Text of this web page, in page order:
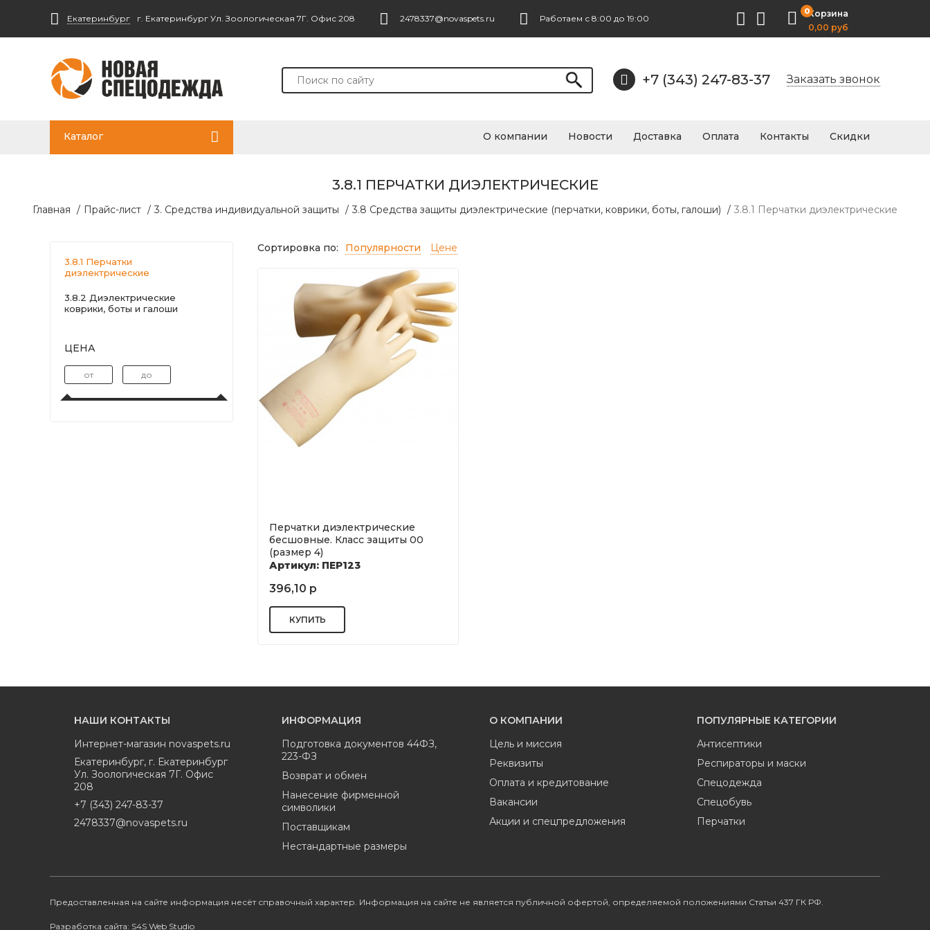
Екатеринбург г. Екатеринбург Ул. Зоологическая 7Г. Офис 208 2478337@novaspets.ru Работаем с 8:00 до 19:00
0Корзина
0,00 руб
+7 (343) 247-83-37 Заказать звонок
Каталог О компании Новости Доставка Оплата Контакты Скидки
3.8.1 ПЕРЧАТКИ ДИЭЛЕКТРИЧЕСКИЕ
Главная / Прайс-лист / 3. Средства индивидуальной защиты / 3.8 Средства защиты диэлектрические (перчатки, коврики, боты, галоши) / 3.8.1 Перчатки диэлектрические
3.8.1 Перчатки
диэлектрические
3.8.2 Диэлектрические
коврики, боты и галоши
ЦЕНА
Сортировка по: Популярности Цене
Перчатки диэлектрические
бесшовные. Класс защиты 00
(размер 4)
Артикул: ПЕР123
396,10 р
НАШИ КОНТАКТЫ
Интернет-магазин novaspets.ru
Екатеринбург, г. Екатеринбург
Ул. Зоологическая 7Г. Офис
208
+7 (343) 247-83-37
2478337@novaspets.ru
ИНФОРМАЦИЯ
Подготовка документов 44ФЗ,
223-ФЗ
Возврат и обмен
Нанесение фирменной
символики
Поставщикам
Нестандартные размеры
О КОМПАНИИ
Цель и миссия
Реквизиты
Оплата и кредитование
Вакансии
Акции и спецпредложения
ПОПУЛЯРНЫЕ КАТЕГОРИИ
Антисептики
Респираторы и маски
Спецодежда
Спецобувь
Перчатки
Предоставленная на сайте информация несёт справочный характер. Информация на сайте не является публичной офертой, определяемой положениями Статьи 437 ГК РФ.
Разработка сайта: S4S Web Studio